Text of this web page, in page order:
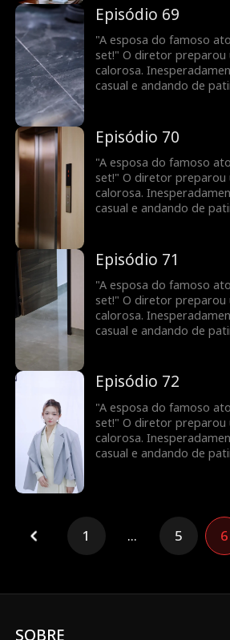
esposa do meu marido!
me maltratavam. Veja
envergonhados!
Episódio 69
"A esposa do famoso
set!" O diretor preparou
calorosa.
casual e andando de
esposa do meu marido!
me maltratavam. Veja
envergonhados!
Episódio 70
"A esposa do famoso
set!" O diretor preparou
calorosa.
casual e andando de
esposa do meu marido!
me maltratavam. Veja
envergonhados!
Episódio 71
"A esposa do famoso
set!" O diretor preparou
calorosa.
casual e andando de
esposa do meu marido!
me maltratavam. Veja
envergonhados!
Episódio 72
"A esposa do famoso
set!" O diretor preparou
calorosa.
casual e andando de
me maltratavam. Veja
envergonhados!
1 ... 5 6
SOBRE